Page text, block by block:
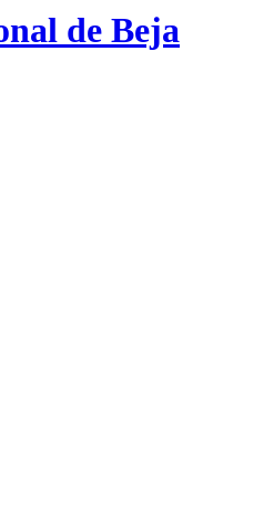
de Beja